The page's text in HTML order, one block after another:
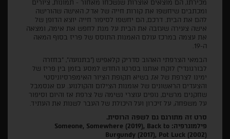
מכירתו, הם מוצאים אוצרות שנשכחו מאחור - תמונות, ציורים
ומכתבים שיחשפו את קורות חייה של אדל, האישה שהורישה
להם את הבית. דרכם, הם יחשפו לסיפור חייה יוצא הדופן של
אישה צעירה שעזבה את הבית על מנת לחפש את אימה, ומצאה
את עצמה במרכז עולם האמנות התוסס של פריז בסוף המאה
ה-19.
הבמאי הצרפתי האהוב סדריק קלאפיש ("בתנועה", "בחזרה
לבורגונדי") לוקח אותנו בסרטו החדש למסע בזמן בין פריז של
ימינו לצרפת של אז, בשיא תקופת הציור האימפרסיוניסטי
והצעדים הראשונים של אומנות הצילום והקולנוע. עם אנסמבל
שחקנים מרשים, נופים עוצרי נשימה של צרפת אז והיום וסיפור
על משפחה, על זיכרון ועל היכולת של העבר לשנות את העתיד.
סרט זה מתורגם גם לשפה הרוסית.
פילמוגרפיה: Someone, Somewhere (2019), Back to
Burgundy (2017), Pot Luck (2002)